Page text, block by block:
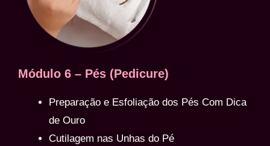
Módulo 6 – Pés (Pedicure)
Preparação e Esfoliação dos Pés Com Dica
de Ouro
Cutilagem nas Unhas do Pé